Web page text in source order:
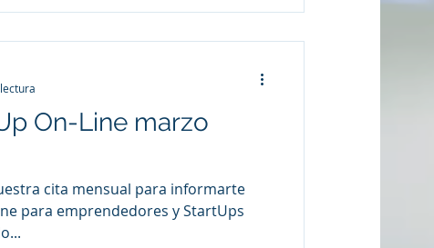
On-Line marzo
cita mensual para informarte
para emprendedores y StartUps